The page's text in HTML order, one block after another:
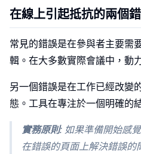
在線上引起抵抗的兩個
常見的錯誤是在參與者主要需
輯。在大多數實際會議中，動
另一個錯誤是在工作已經改變
態。工具在專注於一個明確的
實務原則: 如果準備開始感
在錯誤的頁面上解決錯誤的